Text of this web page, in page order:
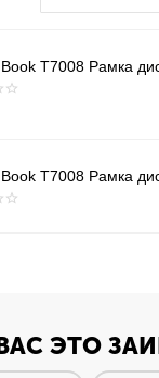
T7008 Рамка
T7008 Рамка
ЭТО